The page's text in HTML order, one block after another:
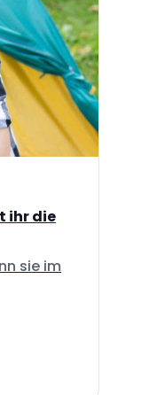
ihr die
sie im